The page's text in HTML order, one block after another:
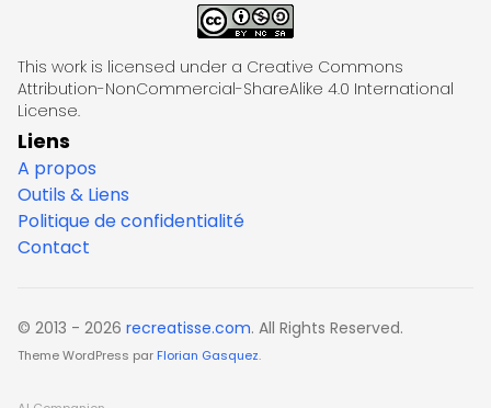
This work is licensed under a Creative Commons
Attribution-NonCommercial-ShareAlike 4.0 International
License.
Liens
A propos
Outils & Liens
Politique de confidentialité
Contact
© 2013 - 2026 recreatisse.com. All Rights Reserved.
Theme WordPress par Florian Gasquez.